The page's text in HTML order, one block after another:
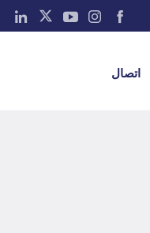
اتصال